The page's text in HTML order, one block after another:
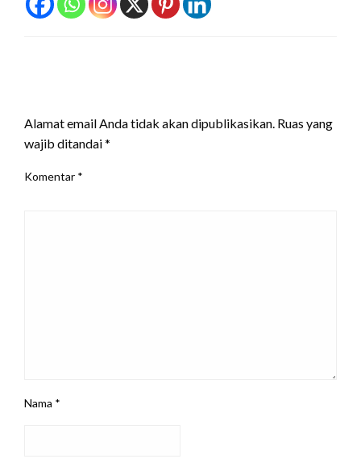
Alamat email Anda tidak akan dipublikasikan. Ruas yang
wajib ditandai*
Komentar *
Nama *